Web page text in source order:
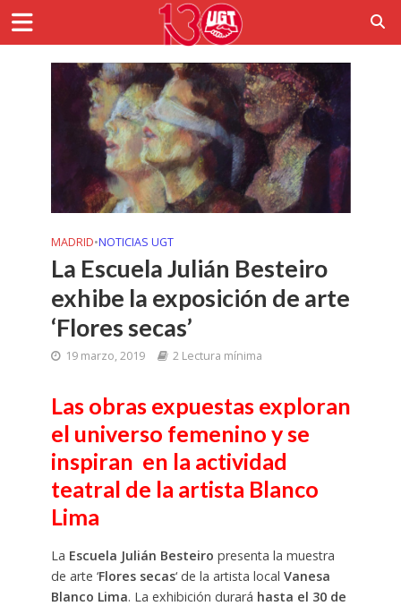
MADRID•NOTICIAS UGT
La Escuela Julián Besteiro
exhibe la exposición de arte
‘Flores secas’
19 marzo, 2019 2 Lectura mínima
Las obras expuestas exploran
el universo femenino y se
inspiran en la actividad
teatral de la artista Blanco
Lima
La Escuela Julián Besteiro presenta la muestra
de arte ‘Flores secas‘ de la artista local Vanesa
Blanco Lima. La exhibición durará hasta el 30 de